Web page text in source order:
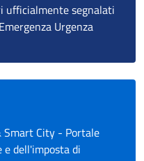
ufficialmente segnalati
Urgenza
Smart City - Portale
dell'imposta di